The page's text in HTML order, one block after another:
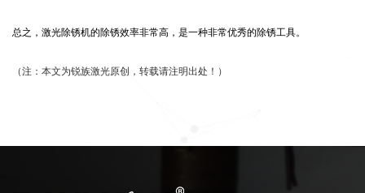
总之，激光除锈机的除锈效率非常高，是一种非常优秀的除锈工具。
（注：本文为锐族激光原创，转载请注明出处！）